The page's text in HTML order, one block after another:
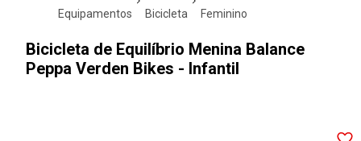
equipamentos bicicleta feminino
Bicicleta de Equilíbrio Menina Balance
Peppa Verden Bikes - Infantil